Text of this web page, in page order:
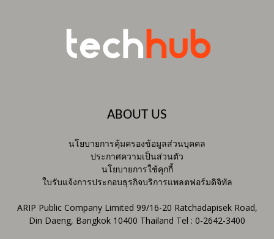
ABOUT US
นโยบายการคุ้มครองข้อมูลส่วนบุคคล
ประกาศความเป็นส่วนตัว
นโยบายการใช้คุกกี้
ใบรับแจ้งการประกอบธุรกิจบริการแพลตฟอร์มดิจิทัล
ARIP Public Company Limited 99/16-20 Ratchadapisek Road,
Din Daeng, Bangkok 10400 Thailand Tel : 0-2642-3400